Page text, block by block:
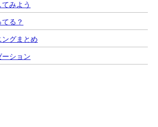
みよう
る？
グまとめ
ション